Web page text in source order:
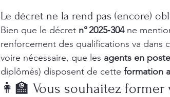
Le décret ne la rend pas (encore)
Bien que le décret n° 2025‑304 ne
renforcement des qualifications va dans
voire nécessaire, que les agents en
diplômés) disposent de cette formation
👩‍🏫 Vous souhaitez former